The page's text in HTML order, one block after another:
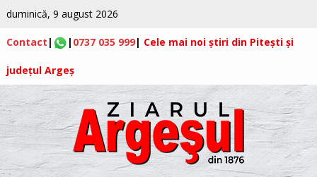
duminică, 9 august 2026
Contact | | 0737 035 999| Cele mai noi știri din Pitești și
județul Argeș